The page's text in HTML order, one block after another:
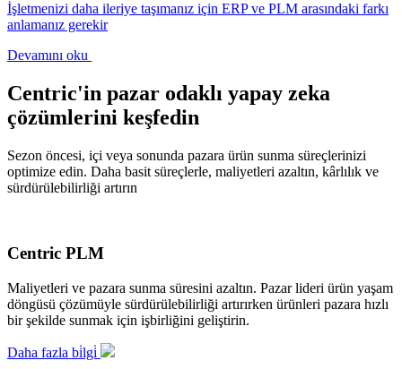
İşletmenizi daha ileriye taşımanız için ERP ve PLM arasındaki farkı
anlamanız gerekir
Devamını oku
Centric'in pazar odaklı yapay zeka
çözümlerini keşfedin
Sezon öncesi, içi veya sonunda pazara ürün sunma süreçlerinizi
optimize edin. Daha basit süreçlerle, maliyetleri azaltın, kârlılık ve
sürdürülebilirliği artırın
Centric PLM
Maliyetleri ve pazara sunma süresini azaltın. Pazar lideri ürün yaşam
döngüsü çözümüyle sürdürülebilirliği artırırken ürünleri pazara hızlı
bir şekilde sunmak için işbirliğini geliştirin.
Daha fazla bi̇lgi̇